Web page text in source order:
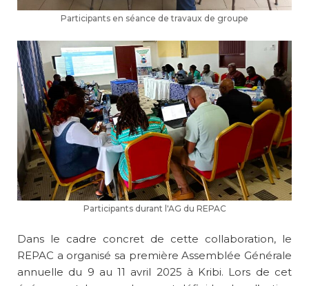
Participants en séance de travaux de groupe
Participants durant l'AG du REPAC
Dans le cadre concret de cette collaboration, le
REPAC a organisé sa première Assemblée Générale
annuelle du 9 au 11 avril 2025 à Kribi. Lors de cet